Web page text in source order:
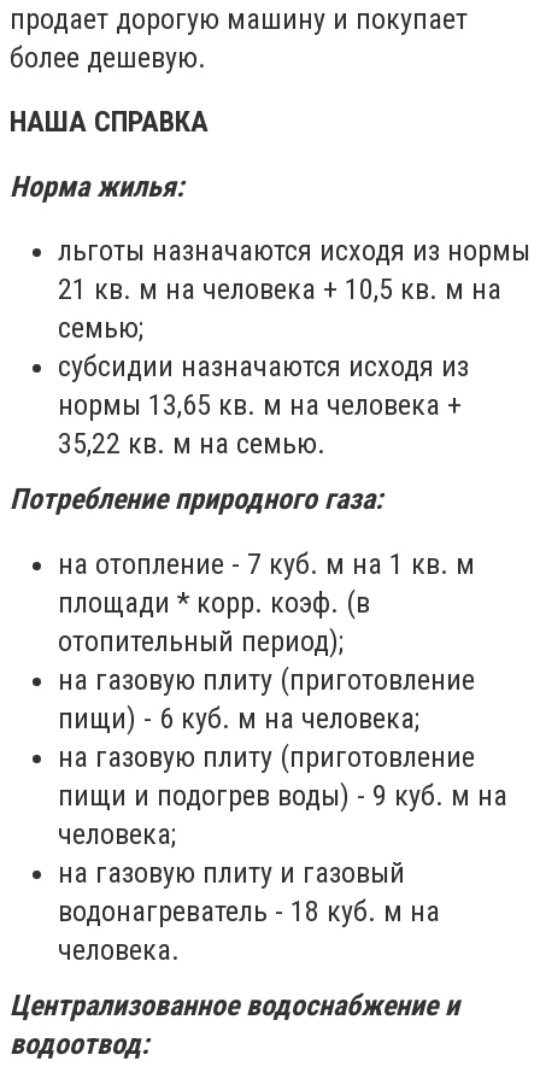
продает дорогую машину и покупает
более дешевую.
НАША СПРАВКА
Норма жилья:
льготы назначаются исходя из нормы
21 кв. м на человека + 10,5 кв. м на
семью;
субсидии назначаются исходя из
нормы 13,65 кв. м на человека +
35,22 кв. м на семью.
Потребление природного газа:
на отопление - 7 куб. м на 1 кв. м
площади * корр. коэф. (в
отопительный период);
на газовую плиту (приготовление
пищи) - 6 куб. м на человека;
на газовую плиту (приготовление
пищи и подогрев воды) - 9 куб. м на
человека;
на газовую плиту и газовый
водонагреватель - 18 куб. м на
человека.
Централизованное водоснабжение и
водоотвод: